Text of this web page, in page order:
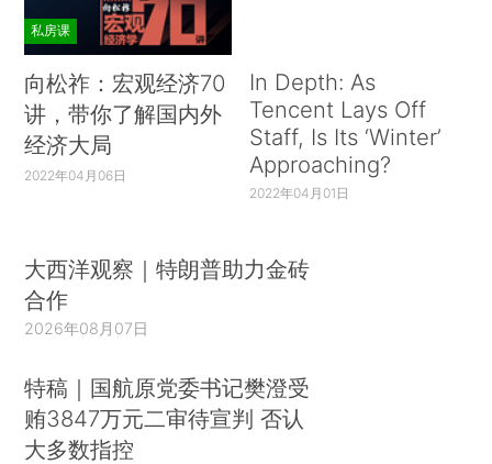
私房课
向松祚：宏观经济70
讲，带你了解国内外
经济大局
2022年04月06日
In Depth: As
Tencent Lays Off
Staff, Is Its ‘Winter’
Approaching?
2022年04月01日
大西洋观察｜特朗普助力金砖
合作
2026年08月07日
特稿｜国航原党委书记樊澄受
贿3847万元二审待宣判 否认
大多数指控